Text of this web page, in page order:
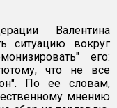
Валентина
ситуацию вокруг
его:
что не все
По ее словам,
мнению